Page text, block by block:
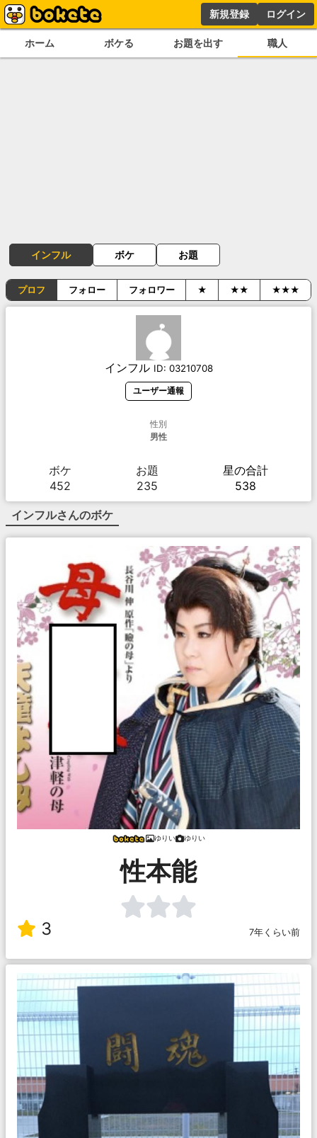
新規登録 ログイン
ホーム ボケる お題を出す 職人
インフル ボケ お題
プロフ フォロー フォロワー ★ ★★ ★★★
インフル ID: 03210708
ユーザー通報
性別
男性
ボケ
452
お題
235
星の合計
538
インフルさんのボケ
ゆりい ゆりい
性本能
3 7年くらい前